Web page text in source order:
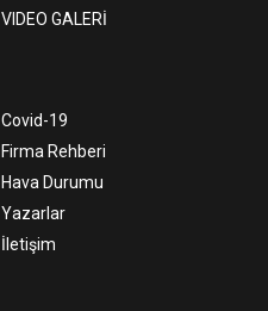
VIDEO GALERİ
Covid-19
Firma Rehberi
Hava Durumu
Yazarlar
İletişim